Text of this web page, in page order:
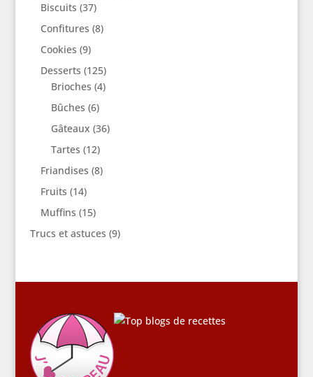
Biscuits (37)
Confitures (8)
Cookies (9)
Desserts (125)
Brioches (4)
Bûches (6)
Gâteaux (36)
Tartes (12)
Friandises (8)
Fruits (14)
Muffins (15)
Trucs et astuces (9)